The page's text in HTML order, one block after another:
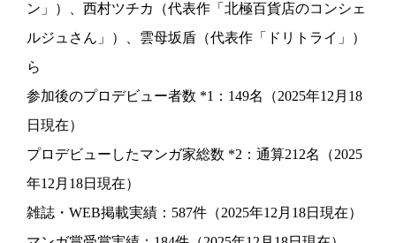
ン」）、西村ツチカ（代表作「北極百貨店のコンシェ
ルジュさん」）、雲母坂盾（代表作「ドリトライ」）
ら
参加後のプロデビュー者数 *1：149名（2025年12月18
日現在）
プロデビューしたマンガ家総数 *2：通算212名（2025
年12月18日現在）
雑誌・WEB掲載実績：587件（2025年12月18日現在）